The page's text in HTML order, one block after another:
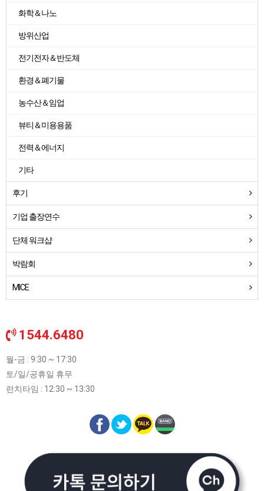
화학＆나노
방위산업
전기전자＆반도체
환경＆폐기물
농수산＆임업
뷰티＆미용용품
전력＆에너지
기타
후기
기업 출장연수
단체 워크샵
박람회
MICE
1544.6480
월-금 : 9:30 ~ 17:30
토/일/공휴일 휴무
런치타임 : 12:30 ~ 13:30